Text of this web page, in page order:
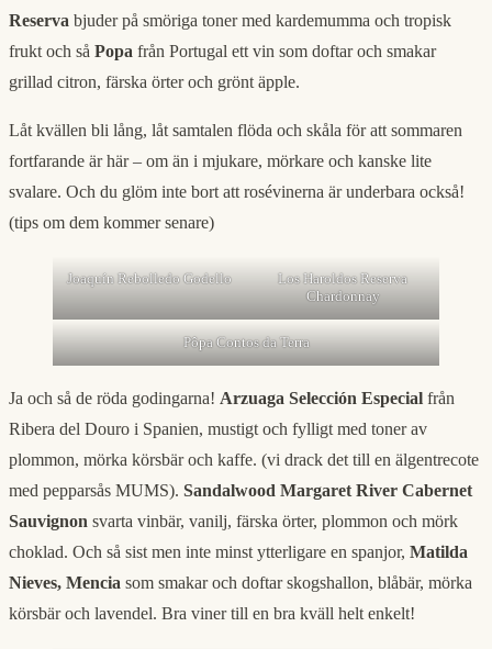
Reserva bjuder på smöriga toner med kardemumma och tropisk
frukt och så Popa från Portugal ett vin som doftar och smakar
grillad citron, färska örter och grönt äpple.
Låt kvällen bli lång, låt samtalen flöda och skåla för att sommaren
fortfarande är här – om än i mjukare, mörkare och kanske lite
svalare. Och du glöm inte bort att rosévinerna är underbara också!
(tips om dem kommer senare)
Joaquín Rebolledo Godello
Los Haroldos Reserva
Chardonnay
Pôpa Contos da Terra
Ja och så de röda godingarna! Arzuaga Selección Especial från
Ribera del Douro i Spanien, mustigt och fylligt med toner av
plommon, mörka körsbär och kaffe. (vi drack det till en älgentrecote
med pepparsås MUMS). Sandalwood Margaret River Cabernet
Sauvignon svarta vinbär, vanilj, färska örter, plommon och mörk
choklad. Och så sist men inte minst ytterligare en spanjor, Matilda
Nieves, Mencia som smakar och doftar skogshallon, blåbär, mörka
körsbär och lavendel. Bra viner till en bra kväll helt enkelt!